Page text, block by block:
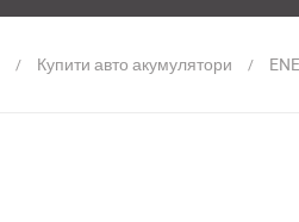
Купити авто акумулятори